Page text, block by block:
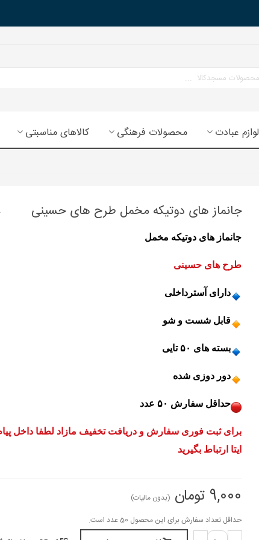
لوازم عبادت محصولات فرهنگی کالاهای مناسبتی
جانماز های دوتیکه مخمل طرح های حسینی
جانماز های دوتیکه مخمل
طرح های حسینی
️دارای آسترداخلی
️قابل شست و شو
️بسته های ۵۰ تایی
️دور دوزی شده
حداقل سفارش ۵۰ عدد
برای ثبت فوری سفارش و دریافت تخفیف مازاد لطفا داخل
ایتا ارتباط بگیرید
9,000 تومان
(بدون مالیات)
حداقل تعداد سفارش برای این محصول 50 عدد است.